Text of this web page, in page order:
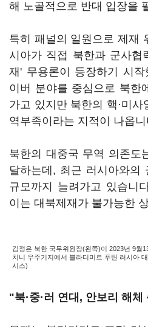
해 노골적으로 반대 입장을
특히 패널의 일원으로 제재
시아가 직접 북한과 군사협
재' 무용론이 등장하기 시작
이버 분야를 중심으로 북한
가고 있지만 북한의 핵·미
역부족이라는 지적이 나옵니
북한의 대중국 무역 의존도
달하는데, 최근 러시아와의
규모까지 늘려가고 있습니
이는 대북제재가 불가능한
김정은 북한 국무위원장(왼쪽)이 2023년 9월
치니 우주기지에서 블라디미르 푸틴 러시아
시스)
"북·중·러 연대, 안보리 해체